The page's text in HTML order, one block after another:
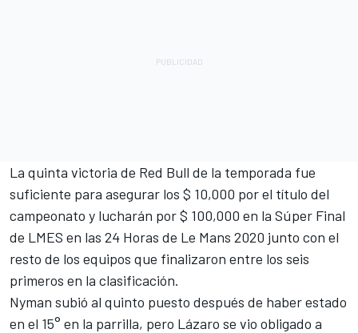
La quinta victoria de Red Bull de la temporada fue
suficiente para asegurar los $ 10,000 por el título del
campeonato y lucharán por $ 100,000 en la Súper Final
de LMES en las 24 Horas de Le Mans 2020 junto con el
resto de los equipos que finalizaron entre los seis
primeros en la clasificación.
Nyman subió al quinto puesto después de haber estado
en el 15° en la parrilla, pero Lázaro se vio obligado a